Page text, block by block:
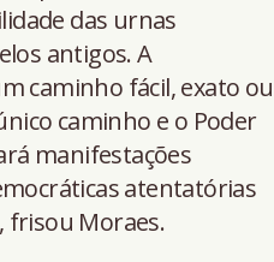
das urnas
antigos. A
caminho fácil, exato ou
caminho e o Poder
manifestações
atentatórias
frisou Moraes.